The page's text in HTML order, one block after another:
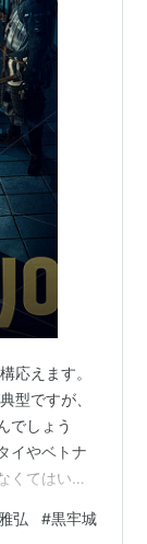
応えます。
型ですが、
でしょう
イやベトナ
くてはいけ
りの水準に
弘 #黒牢城